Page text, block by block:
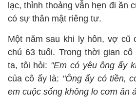
lạc, thỉnh thoảng vẫn hẹn đi ăn
có sự thân mật riêng tư.
Một năm sau khi ly hôn, vợ cũ
chú 63 tuổi. Trong thời gian
ta, tôi hỏi: "Em có yêu ông ấy
của cô ấy là: "Ông ấy có tiền,
em cuộc sống không lo cơm ăn